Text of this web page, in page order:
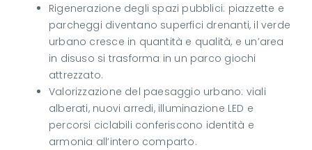
Rigenerazione degli spazi pubblici: piazzette e
parcheggi diventano superfici drenanti, il verde
urbano cresce in quantità e qualità, e un’area
in disuso si trasforma in un parco giochi
attrezzato.
Valorizzazione del paesaggio urbano: viali
alberati, nuovi arredi, illuminazione LED e
percorsi ciclabili conferiscono identità e
armonia all’intero comparto.